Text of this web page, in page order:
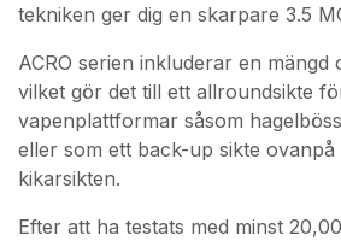
tekniken ger dig en skarpare 3.5
ACRO serien inkluderar en mängd
vilket gör det till ett allroundsikte
vapenplattformar såsom
eller som ett back-up sikte
kikarsikten.
Efter att ha testats med minst